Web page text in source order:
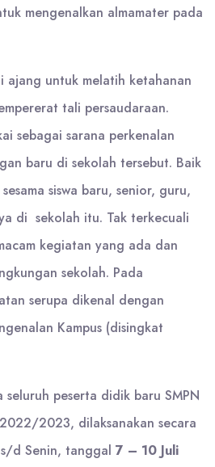
mengenalkan almamater pada
ajang untuk melatih ketahanan
tali persaudaraan.
sebagai sarana perkenalan
baru di sekolah tersebut. Baik
siswa baru, senior, guru,
di sekolah itu. Tak terkecuali
kegiatan yang ada dan
sekolah. Pada
serupa dikenal dengan
Kampus (disingkat
seluruh peserta didik baru SMPN
2023, dilaksanakan secara
d Senin, tanggal 7 – 10 Juli